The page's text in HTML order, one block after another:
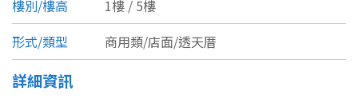
宜蘭縣
桃園市
類型(可複選)
不拘
樓別/樓高
1樓 / 5樓
形式/類型
商用類/店面/透天厝
詳細資訊